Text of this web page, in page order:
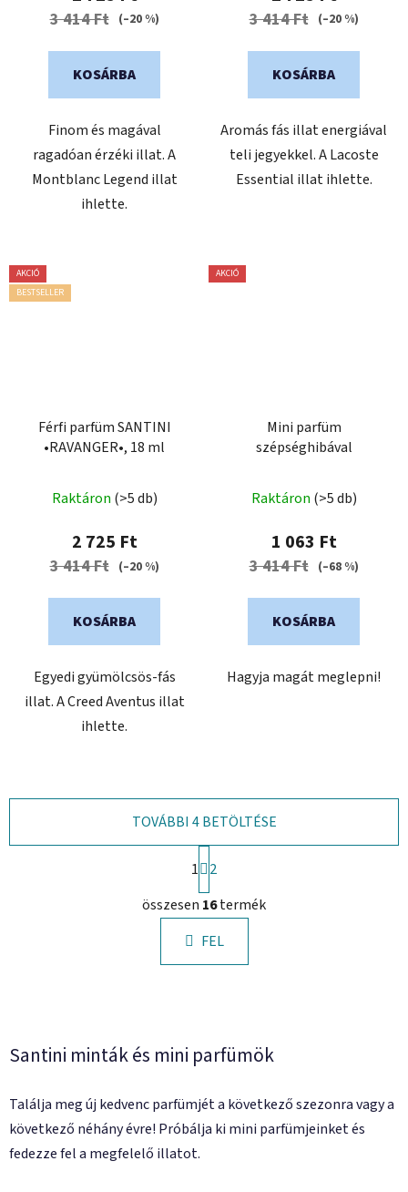
3 414 Ft (–20 %)
KOSÁRBA
Finom és magával
ragadóan érzéki illat. A
Montblanc Legend illat
ihlette.
értékelése
0,0
3 414 Ft (–20 %)
KOSÁRBA
Aromás fás illat energiával
teli jegyekkel. A Lacoste
Essential illat ihlette.
AKCIÓ
BESTSELLER
Férfi parfüm SANTINI
•RAVANGER•, 18 ml
termék
átlagos
értékelése
0,0
Raktáron (>5 db)
2 725 Ft
3 414 Ft (–20 %)
KOSÁRBA
Egyedi gyümölcsös-fás
illat. A Creed Aventus illat
ihlette.
AKCIÓ
Mini parfüm
szépséghibával
Raktáron (>5 db)
1 063 Ft
3 414 Ft (–68 %)
KOSÁRBA
Hagyja magát meglepni!
L
i
s
t
a
n
t
á
TOVÁBBI 4 BETÖLTÉSE
L
a
p
o
z
á
1
2
összesen 16termék
FEL
Santini minták és mini parfümök
Találja meg új kedvenc parfümjét a következő szezonra vagy a
következő néhány évre! Próbálja ki mini parfümjeinket és
fedezze fel a megfelelő illatot.